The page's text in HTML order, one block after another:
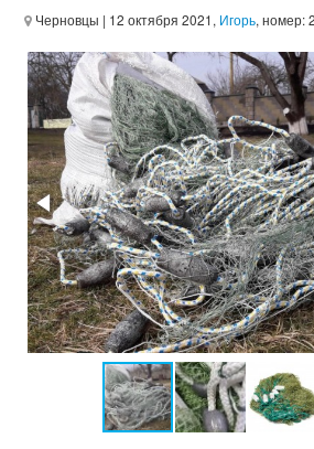
Черновцы | 12 октября 2021, Игорь, номер: